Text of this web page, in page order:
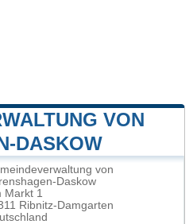
VON
DASKOW
von
Daskow
Markt 1
Ribnitz-Damgarten